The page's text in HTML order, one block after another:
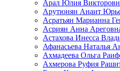
Арал Юлия
Арутюнян Анаит
Асратьян Марианна
Асриян Анна
Астахова Инесса
Афанасьева Наталья
Ахмадеева Ольга
Ахмерова Руфия